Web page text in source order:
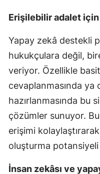
Erişilebilir adalet
Yapay zekâ destekli
hukukçulara değil,
veriyor. Özellikle
cevaplanmasında ya
hazırlanmasında bu
çözümler sunuyor.
erişimi
oluşturma potansiyeli
İnsan zekâsı ve